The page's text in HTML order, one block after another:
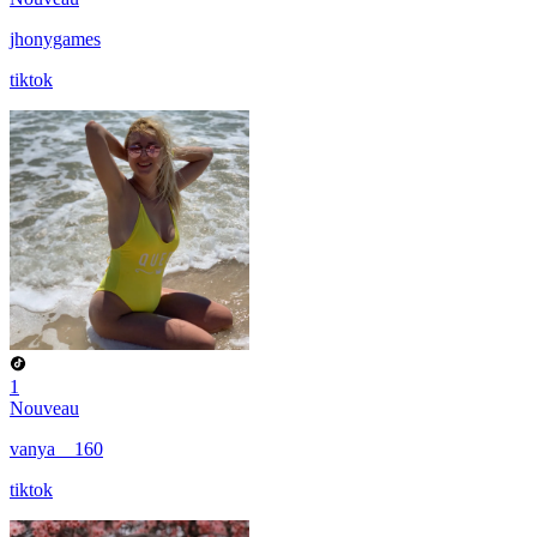
jhonygames
tiktok
1
Nouveau
vanya__160
tiktok